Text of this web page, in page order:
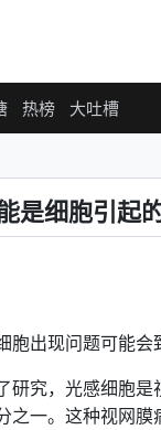
热榜 大吐槽
是细胞引起
出现问题可能会
研究，光感细胞
之一。这种视网